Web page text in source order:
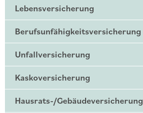
Lebensversicherung
Berufsunfähigkeitsversicherung
Unfallversicherung
Kaskoversicherung
Hausrats-/Gebäudeversicherung